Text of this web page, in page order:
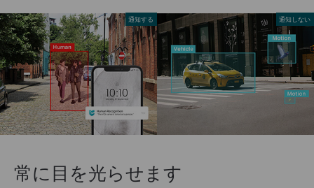
通知する 通知しない
常に目を光らせます